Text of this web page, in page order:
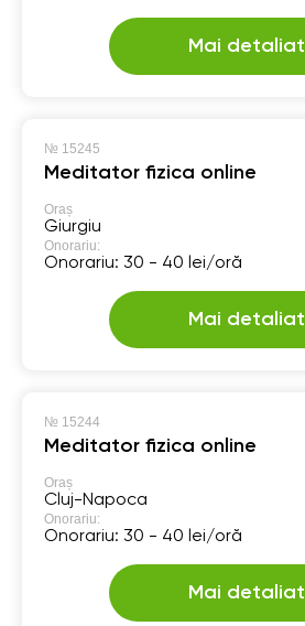
Mai detaliat
№ 15245
Meditator fizica online
Oraș
Giurgiu
Onorariu:
Onorariu: 30 - 40 lei/oră
Mai detaliat
№ 15244
Meditator fizica online
Oraș
Cluj-Napoca
Onorariu:
Onorariu: 30 - 40 lei/oră
Mai detaliat